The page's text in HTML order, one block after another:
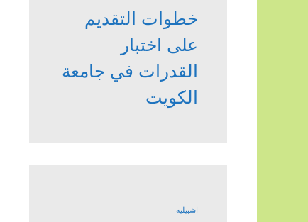
خطوات التقديم
على اختبار
القدرات في جامعة
الكويت
اشبيلية